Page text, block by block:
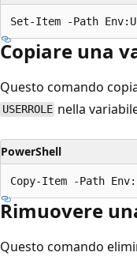
Copiare una
Questo comando
USERROLE nella
PowerShell
Rimuovere
Questo comando